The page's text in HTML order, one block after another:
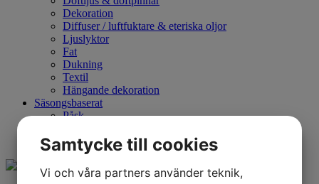
Dekoration
Diffuser / luftfuktare & eteriska oljor
Ljuslyktor
Fat
Dukning
Textil
Hängande dekoration
Säsongsbaserat
Påsk
Samtycke till cookies
Vi och våra partners använder teknik,